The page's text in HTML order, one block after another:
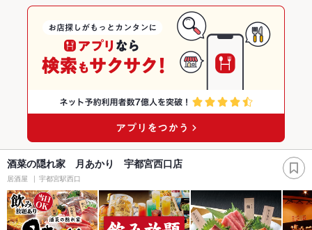
酒菜の隠れ家 月あかり 宇都宮西口店
居酒屋 宇都宮駅西口